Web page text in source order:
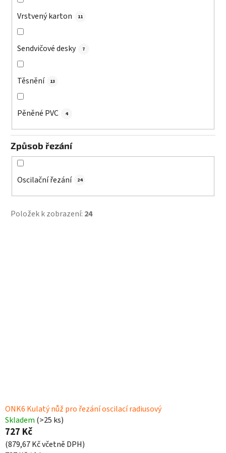
Vrstvený karton 11
Sendvičové desky 7
Těsnění 13
Pěněné PVC 4
Způsob řezání
Oscilační řezání 24
Položek k zobrazení: 24
ONK6 Kulatý nůž pro řezání oscilací radiusový
Skladem (>25 ks)
727 Kč
(879,67 Kč včetně DPH)